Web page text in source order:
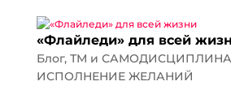
«Флайледи» для всей
Блог, ТМ и САМОДИСЦИПЛИНА
ИСПОЛНЕНИЕ ЖЕЛАНИЙ